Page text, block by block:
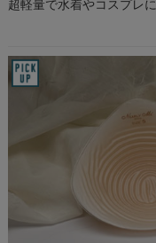
超軽量で水着やコスプレ